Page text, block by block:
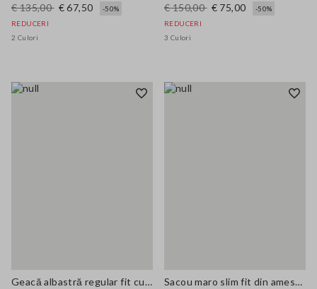
€ 135,00 € 67,50
-50%
REDUCERI
2 Culori
€ 150,00 € 75,00
-50%
REDUCERI
3 Culori
Geacă albastră regular fit cu fermoar complet
Sacou maro slim fit din amestec de vâscoză